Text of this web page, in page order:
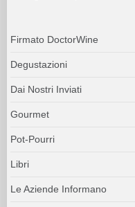
Firmato DoctorWine
Degustazioni
Dai Nostri Inviati
Gourmet
Pot-Pourri
Libri
Le Aziende Informano